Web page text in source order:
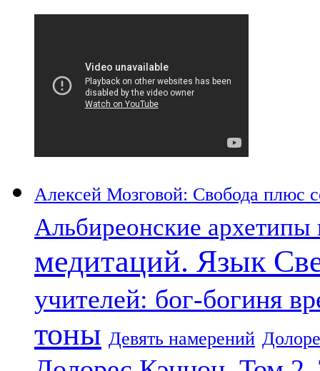
Алексей Мозговой: Свобода плюс
Альбиреонские
медитаций. Язык
учителей: бог-богиня
тоны Девять намерений